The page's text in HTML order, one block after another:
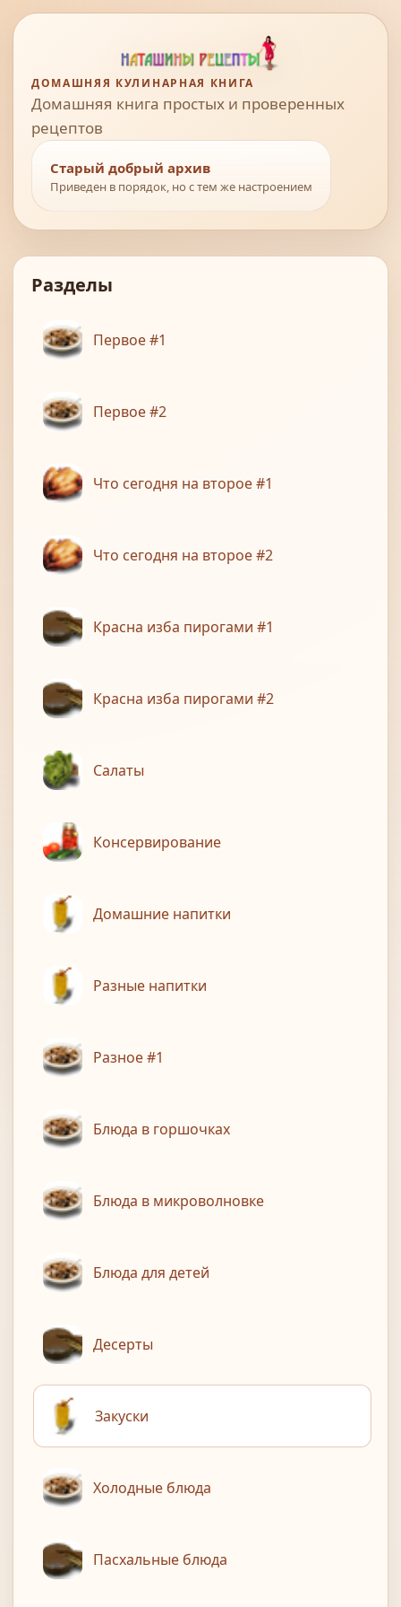
ДОМАШНЯЯ КУЛИНАРНАЯ КНИГА
Домашняя книга простых и проверенных
рецептов
Старый добрый архив
Приведен в порядок, но с тем же настроением
Разделы
Первое #1
Первое #2
Что сегодня на второе #1
Что сегодня на второе #2
Красна изба пирогами #1
Красна изба пирогами #2
Салаты
Консервирование
Домашние напитки
Разные напитки
Разное #1
Блюда в горшочках
Блюда в микроволновке
Блюда для детей
Десерты
Закуски
Холодные блюда
Пасхальные блюда